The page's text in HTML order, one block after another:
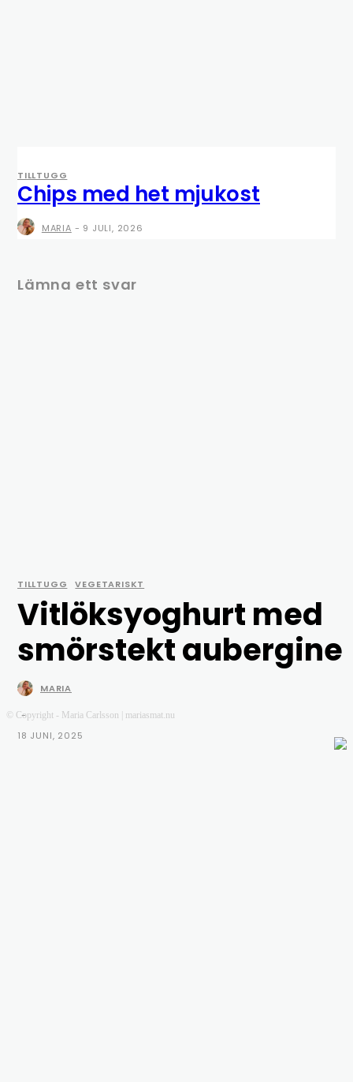
TILLTUGG VEGETARISKT
Vitlöksyoghurt med
smörstekt aubergine
MARIA
-
18 JUNI, 2025
TILLTUGG
Chips med het mjukost
MARIA - 9 JULI, 2026
Lämna ett svar
© Copyright - Maria Carlsson | mariasmat.nu